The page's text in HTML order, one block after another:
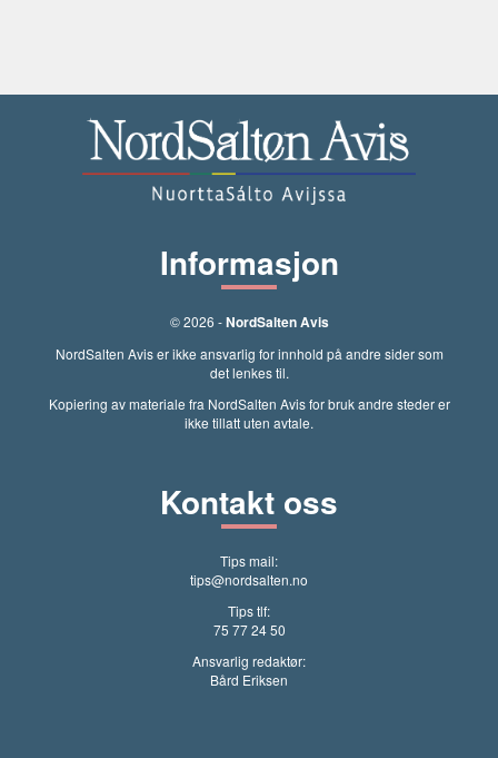
Informasjon
© 2026 -NordSalten Avis
NordSalten Avis er ikke ansvarlig for innhold på andre sider som
det lenkes til.
Kopiering av materiale fra NordSalten Avis for bruk andre steder er
ikke tillatt uten avtale.
Kontakt oss
Tips mail:
tips@nordsalten.no
Tips tlf:
75 77 24 50
Ansvarlig redaktør:
Bård Eriksen